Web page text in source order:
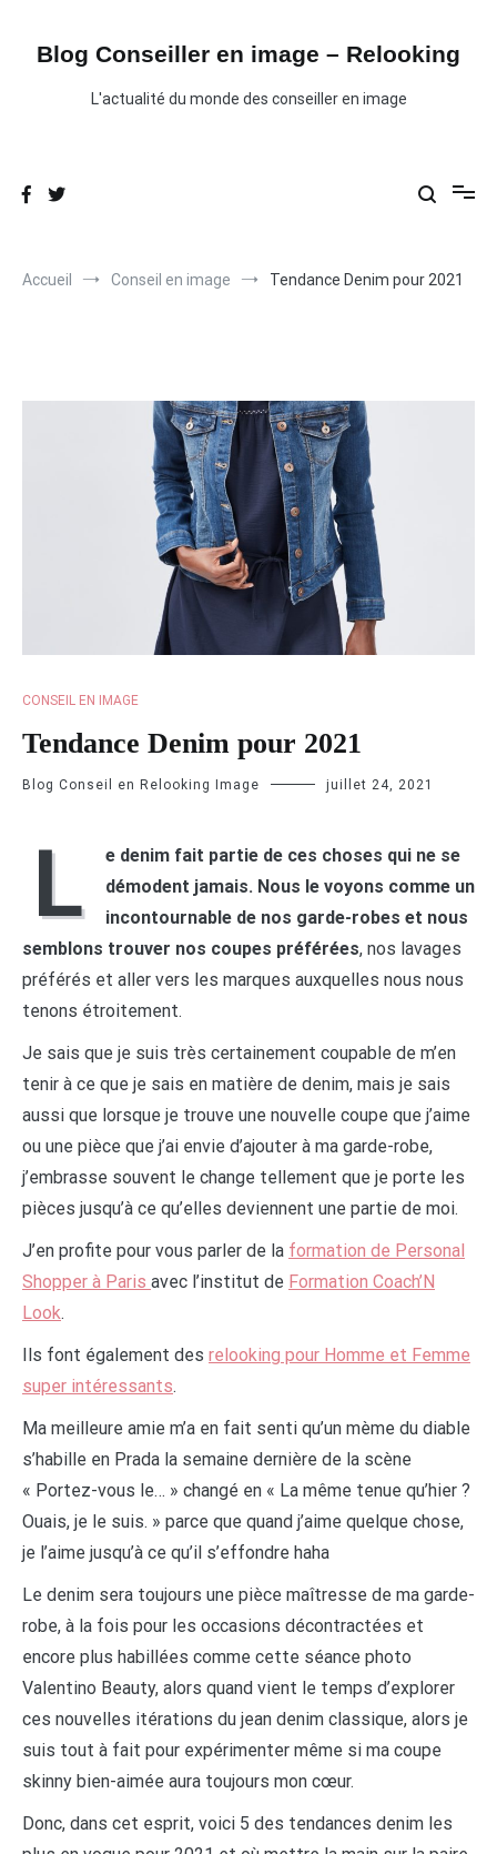
contenuBlog Conseiller en image – Relooking
L'actualité du monde des conseiller en image
Accueil Conseil en image Tendance Denim pour 2021
CONSEIL EN IMAGE
Tendance Denim pour 2021
Blog Conseil en Relooking Image juillet 24, 2021
L
e denim fait partie de ces choses qui ne se
démodent jamais. Nous le voyons comme un
incontournable de nos garde-robes et nous
semblons trouver nos coupes préférées, nos lavages
préférés et aller vers les marques auxquelles nous nous
tenons étroitement.
Je sais que je suis très certainement coupable de m’en
tenir à ce que je sais en matière de denim, mais je sais
aussi que lorsque je trouve une nouvelle coupe que j’aime
ou une pièce que j’ai envie d’ajouter à ma garde-robe,
j’embrasse souvent le change tellement que je porte les
pièces jusqu’à ce qu’elles deviennent une partie de moi.
J’en profite pour vous parler de la formation de Personal
Shopper à Paris avec l’institut de Formation Coach’N
Look.
Ils font également des relooking pour Homme et Femme
super intéressants.
Ma meilleure amie m’a en fait senti qu’un mème du diable
s’habille en Prada la semaine dernière de la scène
« Portez-vous le… » changé en « La même tenue qu’hier ?
Ouais, je le suis. » parce que quand j’aime quelque chose,
je l’aime jusqu’à ce qu’il s’effondre haha
Le denim sera toujours une pièce maîtresse de ma garde-
robe, à la fois pour les occasions décontractées et
encore plus habillées comme cette séance photo
Valentino Beauty, alors quand vient le temps d’explorer
ces nouvelles itérations du jean denim classique, alors je
suis tout à fait pour expérimenter même si ma coupe
skinny bien-aimée aura toujours mon cœur.
Donc, dans cet esprit, voici 5 des tendances denim les